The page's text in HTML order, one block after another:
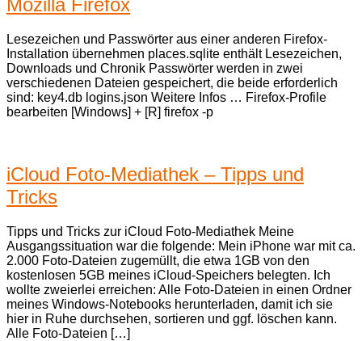
Mozilla Firefox
Lesezeichen und Passwörter aus einer anderen Firefox-
Installation übernehmen places.sqlite enthält Lesezeichen,
Downloads und Chronik Passwörter werden in zwei
verschiedenen Dateien gespeichert, die beide erforderlich
sind: key4.db logins.json Weitere Infos … Firefox-Profile
bearbeiten [Windows] + [R] firefox -p
iCloud Foto-Mediathek – Tipps und
Tricks
Tipps und Tricks zur iCloud Foto-Mediathek Meine
Ausgangssituation war die folgende: Mein iPhone war mit ca.
2.000 Foto-Dateien zugemüllt, die etwa 1GB von den
kostenlosen 5GB meines iCloud-Speichers belegten. Ich
wollte zweierlei erreichen: Alle Foto-Dateien in einen Ordner
meines Windows-Notebooks herunterladen, damit ich sie
hier in Ruhe durchsehen, sortieren und ggf. löschen kann.
Alle Foto-Dateien […]